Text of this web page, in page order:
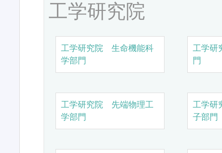
工学研究院
工学研究院 生命機能科
学部門
工学研
門
工学研究院 先端物理工
学部門
工学研
子部門